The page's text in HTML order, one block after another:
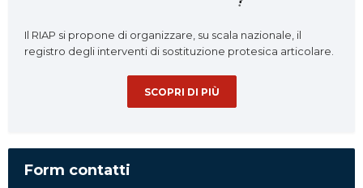
Il RIAP si propone di organizzare, su scala nazionale, il
registro degli interventi di sostituzione protesica articolare.
SCOPRI DI PIÙ
Form contatti